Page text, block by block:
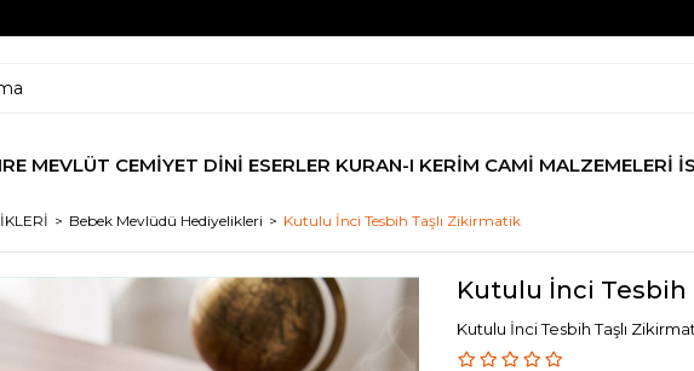
MEVLÜT CEMİYET DİNİ ESERLER KURAN-I KERİM CAMİ MALZEMELERİ
Bebek Mevlüdü Hediyelikleri Kutulu İnci Tesbih Taşlı Zikirmatik
Kutulu İnci Tesbih
Kutulu İnci Tesbih Taşlı